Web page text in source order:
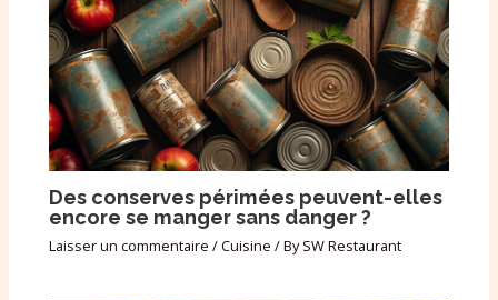
Des conserves périmées peuvent-elles
encore se manger sans danger ?
Laisser un commentaire /Cuisine / BySW Restaurant